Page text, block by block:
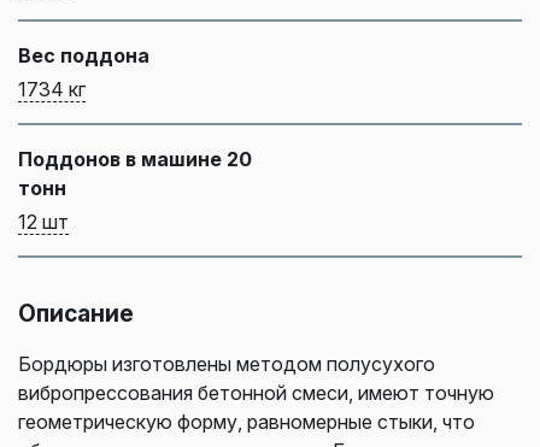
Вес поддона
1734 кг
Поддонов в машине 20
тонн
12 шт
Описание
Бордюры изготовлены методом полусухого
вибропрессования бетонной смеси, имеют точную
геометрическую форму, равномерные стыки, что